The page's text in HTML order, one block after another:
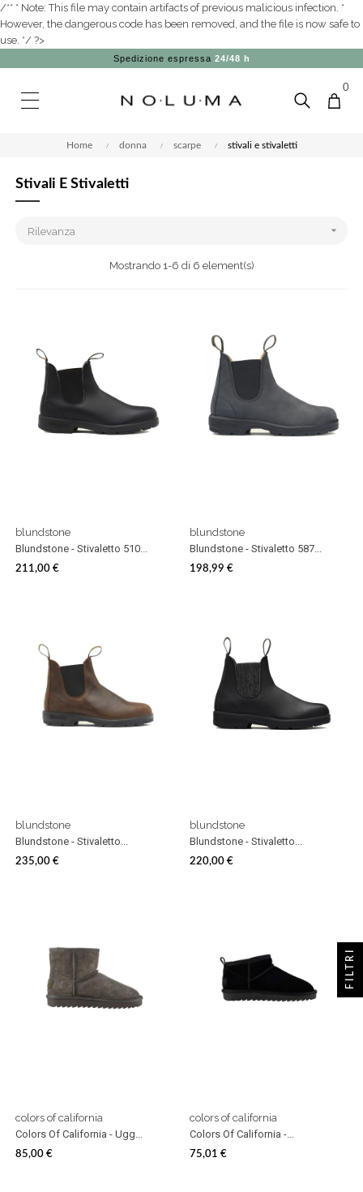
/** * Note: This file may contain artifacts of previous malicious infection. *
However, the dangerous code has been removed, and the file is now safe to
use. */ ?>
Spedizione espressa 24/48 h
0
Home donna scarpe stivali e stivaletti
Stivali E Stivaletti
Rilevanza 
Mostrando 1-6 di 6 element(s)
blundstone
Blundstone - Stivaletto 510...
Prezzo
211,00 €
blundstone
Blundstone - Stivaletto 587...
Prezzo
198,99 €
blundstone
Blundstone - Stivaletto...
Prezzo
235,00 €
blundstone
Blundstone - Stivaletto...
Prezzo
220,00 €
colors of california
Colors Of California - Ugg...
Prezzo
85,00 €
colors of california
Colors Of California -...
Prezzo
75,01 €
FILTRI